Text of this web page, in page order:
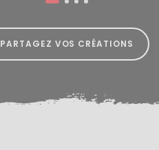
PARTAGEZ VOS CRÉATIONS